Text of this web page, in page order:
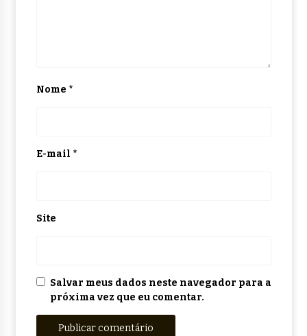
Nome *
E-mail *
Site
Salvar meus dados neste navegador para a
próxima vez que eu comentar.